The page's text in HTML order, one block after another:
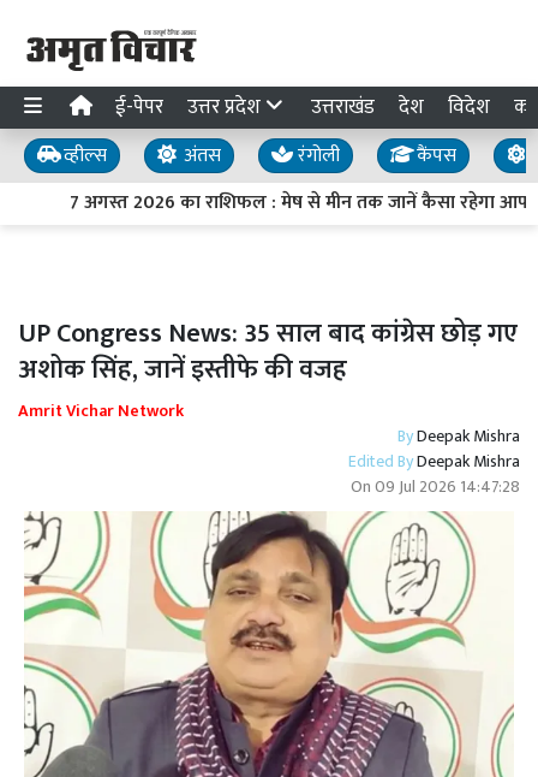
ई-पेपर उत्तर प्रदेश उत्तराखंड देश विदेश
व्हील्स अंतस रंगोली कैंपस
7 अगस्त 2026 का राशिफल : मेष से मीन तक जानें कैसा रहेगा
UP Congress News: 35 साल बाद कांग्रेस छोड़ गए
अशोक सिंह, जानें इस्तीफे की वजह
Amrit Vichar Network
ByDeepak Mishra
Edited ByDeepak Mishra
On09 Jul 2026 14:47:28